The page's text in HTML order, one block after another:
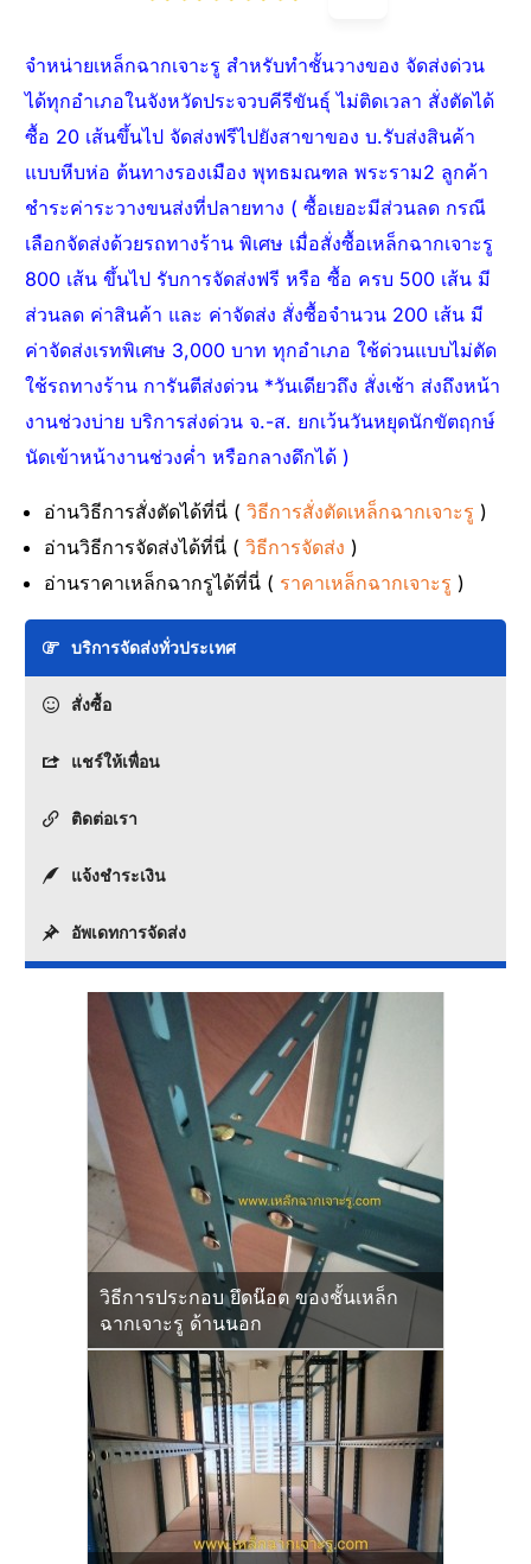
จำหน่ายเหล็กฉากเจาะรู สำหรับทำชั้นวางของ จัดส่งด่วน
ได้ทุกอำเภอในจังหวัดประจวบคีรีขันธุ์ ไม่ติดเวลา สั่งตัดได้
ซื้อ 20 เส้นขึ้นไป จัดส่งฟรีไปยังสาขาของ บ.รับส่งสินค้า
แบบหีบห่อ ต้นทางรองเมือง พุทธมณฑล พระราม2 ลูกค้า
ชำระค่าระวางขนส่งที่ปลายทาง ( ซื้อเยอะมีส่วนลด กรณี
เลือกจัดส่งด้วยรถทางร้าน พิเศษ เมื่อสั่งซื้อเหล็กฉากเจาะรู
800 เส้น ขึ้นไป รับการจัดส่งฟรี หรือ ซื้อ ครบ 500 เส้น มี
ส่วนลด ค่าสินค้า และ ค่าจัดส่ง สั่งซื้อจำนวน 200 เส้น มี
ค่าจัดส่งเรทพิเศษ 3,000 บาท ทุกอำเภอ ใช้ด่วนแบบไม่ตัด
ใช้รถทางร้าน การันตีส่งด่วน *วันเดียวถึง สั่งเช้า ส่งถึงหน้า
งานช่วงบ่าย บริการส่งด่วน จ.-ส. ยกเว้นวันหยุดนักขัตฤกษ์
นัดเข้าหน้างานช่วงค่ำ หรือกลางดึกได้ )
อ่านวิธีการสั่งตัดได้ที่นี่ (วิธีการสั่งตัดเหล็กฉากเจาะรู )
อ่านวิธีการจัดส่งได้ที่นี่ (วิธีการจัดส่ง )
อ่านราคาเหล็กฉากรูได้ที่นี่ ( ราคาเหล็กฉากเจาะรู )
บริการจัดส่งทั่วประเทศ
สั่งซื้อ
แชร์ให้เพื่อน
ติดต่อเรา
แจ้งชำระเงิน
อัพเดทการจัดส่ง
วิธีการประกอบ ยึดน๊อต ของชั้นเหล็ก
ฉากเจาะรู ด้านนอก